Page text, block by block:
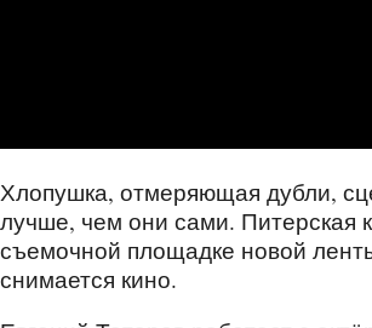
Хлопушка, отмеряющая дубли,
лучше, чем они сами. Питерская
съемочной площадке новой
снимается кино.